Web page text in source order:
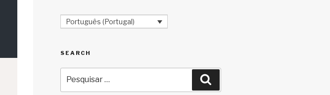
Português (Portugal)
SEARCH
por: